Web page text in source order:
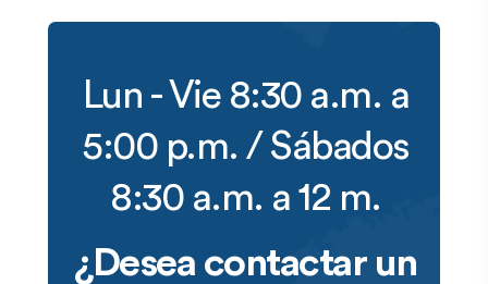
Lun - Vie 8:30 a.m. a
5:00 p.m. / Sábados
8:30 a.m. a 12 m.
¿Desea contactar un